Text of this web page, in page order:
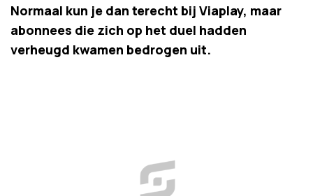
Normaal kun je dan terecht bij Viaplay, maar
abonnees die zich op het duel hadden
verheugd kwamen bedrogen uit.